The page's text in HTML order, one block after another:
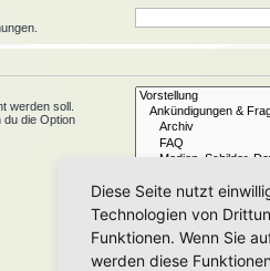
werden soll.
die Option
Ja Nein
Betreff und Text der
Diese Seite nutzt
Technologien von
Funktionen. Wenn Sie
werden diese